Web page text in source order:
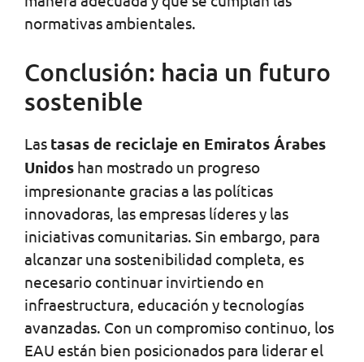
normativas ambientales.
Conclusión: hacia un futuro
sostenible
Las tasas de reciclaje en Emiratos Árabes
Unidos han mostrado un progreso
impresionante gracias a las políticas
innovadoras, las empresas líderes y las
iniciativas comunitarias. Sin embargo, para
alcanzar una sostenibilidad completa, es
necesario continuar invirtiendo en
infraestructura, educación y tecnologías
avanzadas. Con un compromiso continuo, los
EAU están bien posicionados para liderar el